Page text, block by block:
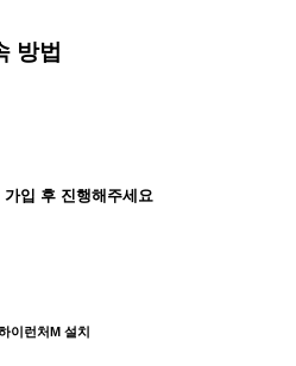
방법
가입 후 진행해주세요
이런처M 설치